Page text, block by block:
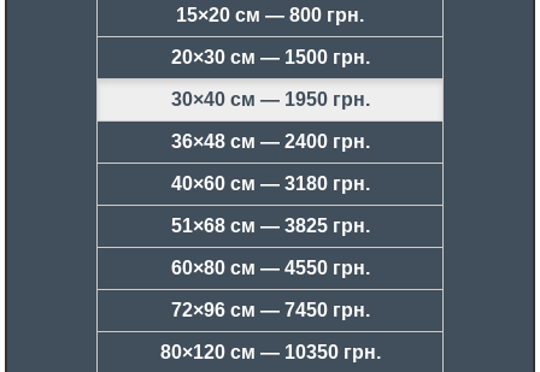
15×20 см — 800 грн.
20×30 см — 1500 грн.
30×40 см — 1950 грн.
36×48 см — 2400 грн.
40×60 см — 3180 грн.
51×68 см — 3825 грн.
60×80 см — 4550 грн.
72×96 см — 7450 грн.
80×120 см — 10350 грн.